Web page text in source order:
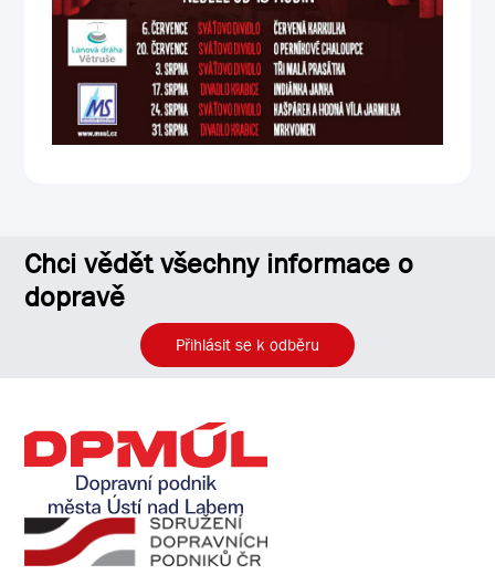
Chci vědět všechny informace o
dopravě
Přihlásit se k odběru